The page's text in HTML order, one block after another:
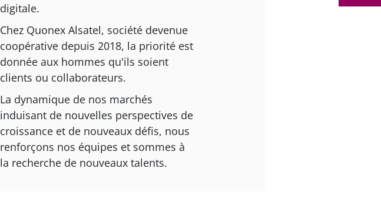
digitale.
Chez Quonex Alsatel, société devenue
coopérative depuis 2018, la priorité est
donnée aux hommes qu'ils soient
clients ou collaborateurs.
La dynamique de nos marchés
induisant de nouvelles perspectives de
croissance et de nouveaux défis, nous
renforçons nos équipes et sommes à
la recherche de nouveaux talents.